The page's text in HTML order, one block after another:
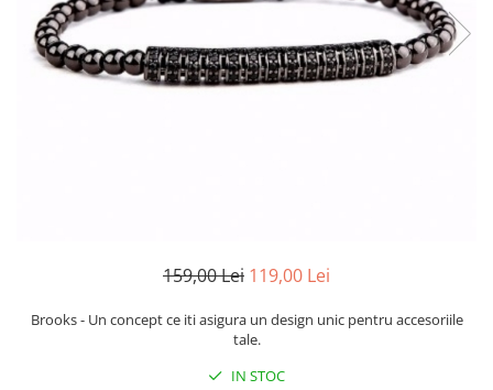
CERCEI
CEASURI DAMA
159,00 Lei 119,00 Lei
Brooks - Un concept ce iti asigura un design unic pentru accesoriile
tale.
IN STOC